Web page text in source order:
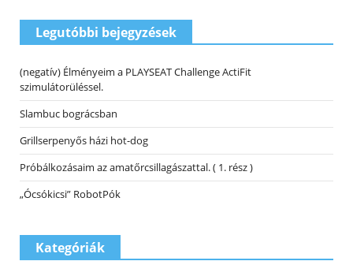
Legutóbbi bejegyzések
(negatív) Élményeim a PLAYSEAT Challenge ActiFit
szimulátorüléssel.
Slambuc bográcsban
Grillserpenyős házi hot-dog
Próbálkozásaim az amatőrcsillagászattal. ( 1. rész )
„Ócsókicsi” RobotPók
Kategóriák